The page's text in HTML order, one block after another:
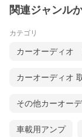
関連ジャンル
カテゴリ
カーオーディオ
カーオーディオ
その他カーオー
車載用アンプ